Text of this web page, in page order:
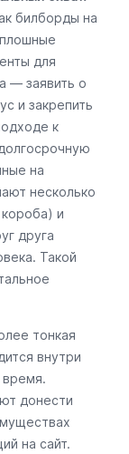
билборды на
для
— заявить о
и закрепить
к
на
несколько
и
друга
Такой
тонкая
внутри
время.
донести
на сайт.